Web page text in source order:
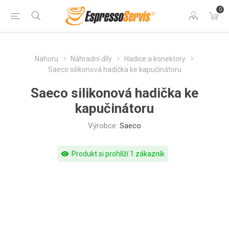
0
Nahoru Náhradní díly
Hadice a konektory
Saeco silikonová hadička ke kapučinátoru
Saeco silikonová hadička ke
kapučinátoru
Výrobce: Saeco
visibility Produkt si prohlíží 1 zákazník